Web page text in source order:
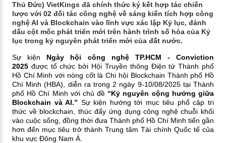
Thủ Đức) VietKings đã chính thức ký kết hợp tác chiến
lược với 02 đối tác công nghệ về sáng kiến tích hợp công
nghệ AI và Blockchain vào lĩnh vực xác lập Kỷ lục, đánh
dấu cột mốc phát triển mới trên hành trình số hóa của Kỷ
lục trong kỷ nguyên phát triển mới của đất nước.
Sự kiện Ngày hội công nghệ TP.HCM - Conviction
2025được tổ chức bởi Hội Truyền thông Điện tử Thành phố
Hồ Chí Minh với nòng cốt là Chi hội Blockchain Thành phố Hồ
Chí Minh (HBA), diễn ra trong 2 ngày 9-10/08/2025 tại Thành
phố Hồ Chí Minh với chủ đề “Kỷ nguyên cộng hưởng giữa
Blockchain và AI.” Sự kiện hướng tới mục tiêu phổ cập tri
thức về blockchain, thúc đẩy ứng dụng công nghệ chuỗi khối
vào cuộc sống, đồng thời đưa Thành phố Hồ Chí Minh tiến gần
hơn đến mục tiêu trở thành Trung tâm Tài chính Quốc tế của
khu vực Đông Nam Á.